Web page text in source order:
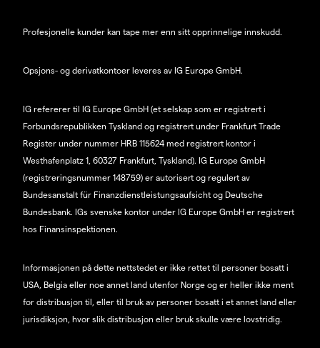
Profesjonelle kunder kan tape mer enn sitt opprinnelige innskudd.
Opsjons- og derivatkontoer leveres av IG Europe GmbH.
IG refererer til IG Europe GmbH (et selskap som er registrert i
Forbundsrepublikken Tyskland og registrert under Frankfurt Trade
Register under nummer HRB 115624 med registrert kontor i
Westhafenplatz 1, 60327 Frankfurt, Tyskland). IG Europe GmbH
(registreringsnummer 148759) er autorisert og regulert av
Bundesanstalt für Finanzdienstleistungsaufsicht og Deutsche
Bundesbank. IGs svenske kontor under IG Europe GmbH er registrert
hos Finansinspektionen.
Informasjonen på dette nettstedet er ikke rettet til personer bosatt i
USA, Belgia eller noe annet land utenfor Norge og er heller ikke ment
for distribusjon til, eller til bruk av personer bosatt i et annet land eller
jurisdiksjon, hvor slik distribusjon eller bruk skulle være lovstridig.